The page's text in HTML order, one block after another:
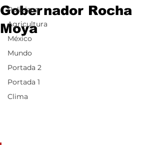
Policiaca
Agricultura
México
Mundo
Portada 2
Portada 1
Clima
Gobernador Rocha
Moya